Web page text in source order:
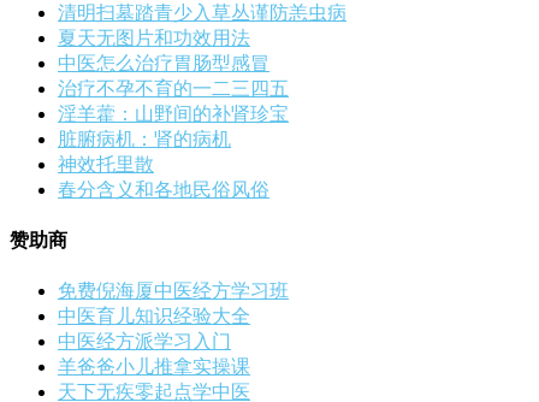
清明扫墓踏青少入草丛谨防恙虫病
夏天无图片和功效用法
中医怎么治疗胃肠型感冒
治疗不孕不育的一二三四五
淫羊藿：山野间的补肾珍宝
脏腑病机：肾的病机
神效托里散
春分含义和各地民俗风俗
赞助商
免费倪海厦中医经方学习班
中医育儿知识经验大全
中医经方派学习入门
羊爸爸小儿推拿实操课
天下无疾零起点学中医